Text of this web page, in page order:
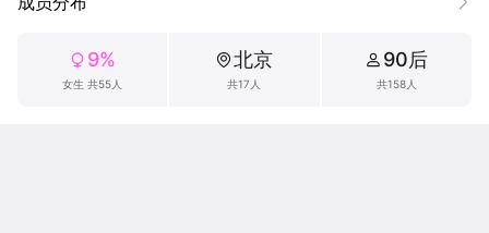
9%
女生 共55人
北京
共17人
90后
共158人